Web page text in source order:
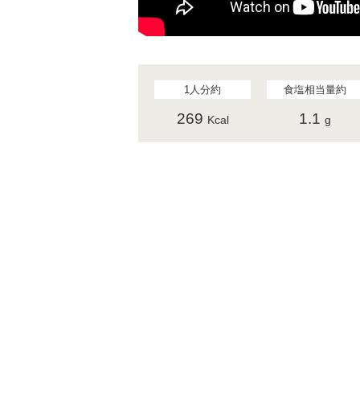
1人分約
269 Kcal
食塩相当量約
1.1 g